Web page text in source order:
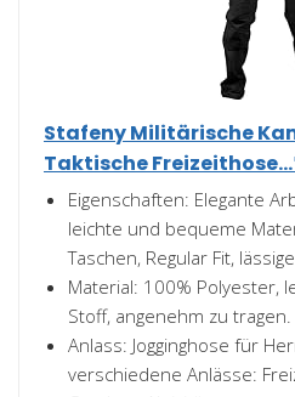
Stafeny Militärische
Taktische
Eigenschaften: Elegante
leichte und bequeme
Taschen, Regular Fit,
Material: 100% Polyester,
Stoff, angenehm zu tragen.
Anlass: Jogginghose für
verschiedene Anlässe: